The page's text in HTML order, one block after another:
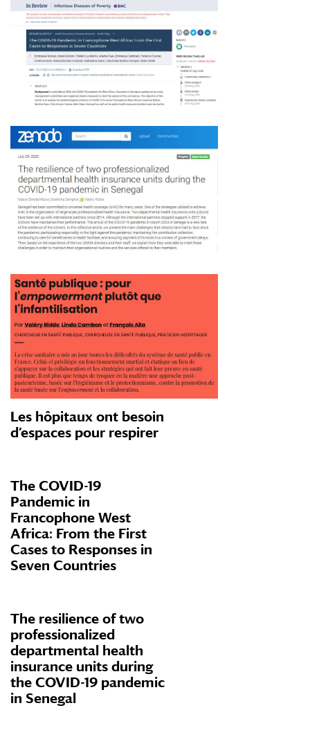
Les hôpitaux ont besoin
d’espaces pour respirer
The COVID-19
Pandemic in
Francophone West
Africa: From the First
Cases to Responses in
Seven Countries
The resilience of two
professionalized
departmental health
insurance units during
the COVID-19 pandemic
in Senegal